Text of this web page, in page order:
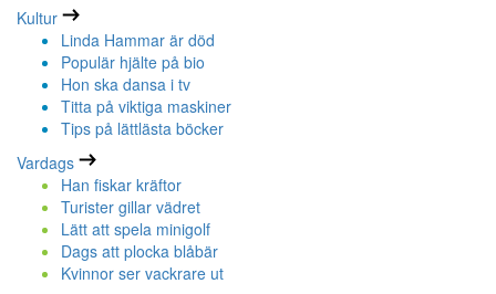
Kultur
Linda Hammar är död
Populär hjälte på bio
Hon ska dansa i tv
Titta på viktiga maskiner
Tips på lättlästa böcker
Vardags
Han fiskar kräftor
Turister gillar vädret
Lätt att spela minigolf
Dags att plocka blåbär
Kvinnor ser vackrare ut